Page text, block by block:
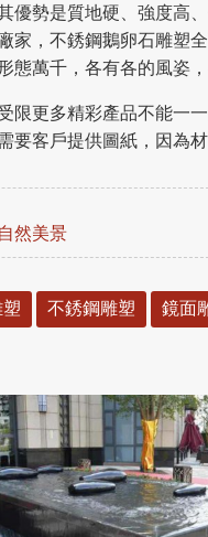
優勢是質地硬、強度高
家，不銹鋼鵝卵石雕塑
態萬千，各有各的風姿
限更多精彩產品不能一
要客戶提供圖紙，因為
然美景
不銹鋼雕塑 鏡面